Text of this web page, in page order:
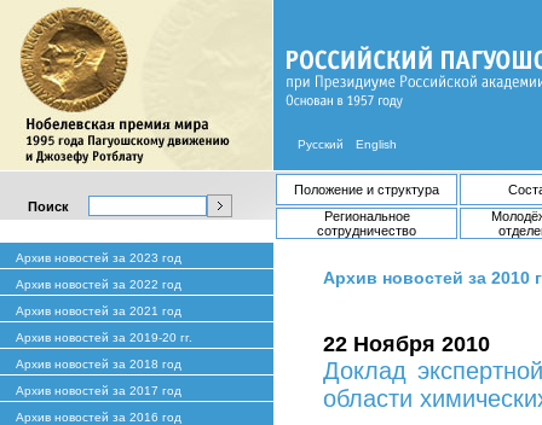
Русский English
Поиск
Положение и структура
Региональное
сотрудничество
Архив новостей за 2023 год
Архив новостей за 2022 год
Архив новостей за 2021 год
Архив новостей за 2019-20 гг.
Архив новостей за 2018 год
Архив новостей за 2017 год
Архив новостей за 2016 год
Архив новостей за 2010
22 Ноября 2010
Доклад
области